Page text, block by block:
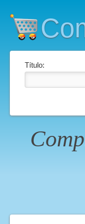
Título: